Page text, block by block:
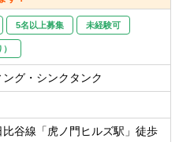
会社対応
作成ではなく、 クライアント
り込み、実行まで伴走するコ
グ です。
例】
の経営管理体制構築
資先企業のPMI支援
5名以上募集 未経験可
ング・シンクタンク
谷線「虎ノ門ヒルズ駅」徒歩